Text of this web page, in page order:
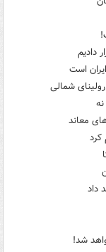
دادیم
است
شمالی
معاند
کرد
داد
شد!